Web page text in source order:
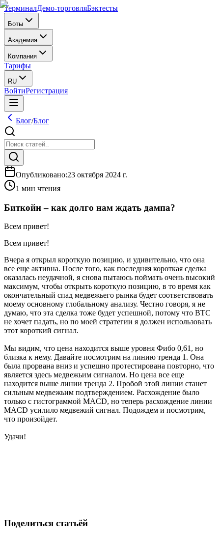
ТерминалДемо-торговляБэктесты
Боты
Академия
Компания
Тарифы
RU
ВойтиРегистрация
Блог/Блог
Опубликовано:23 октября 2024 г.
1 мин чтения
Биткойн – как долго нам ждать дампа?
Всем привет!
Всем привет!
Вчера я открыл короткую позицию, и удивительно, что она
все еще активна. После того, как последняя короткая сделка
оказалась неудачной, я снова пытаюсь поймать очень высокий
максимум, чтобы открыть короткую позицию, в то время как
окончательный спад медвежьего рынка будет соответствовать
моему основному глобальному анализу. Честно говоря, я не
думаю, что эта сделка тоже будет успешной, потому что BTC
не хочет падать, но по моей стратегии я должен использовать
этот короткий сигнал.
Мы видим, что цена находится выше уровня Фибо 0,61, но
близка к нему. Давайте посмотрим на линию тренда 1. Она
была прорвана вниз и успешно протестирована повторно, что
является здесь медвежьим сигналом. Но цена все еще
находится выше линии тренда 2. Пробой этой линии станет
сильным медвежьим подтверждением. Расхождение было
только с гистограммой MACD, но теперь расхождение линии
MACD усилило медвежий сигнал. Подождем и посмотрим,
что произойдет.
Удачи!
Поделиться статьёй